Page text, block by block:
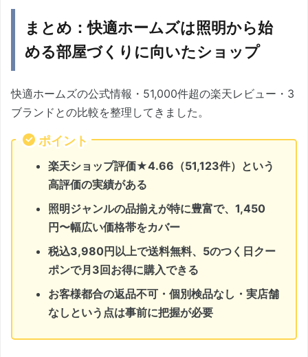
まとめ：快適ホームズは照明から始
める部屋づくりに向いたショップ
快適ホームズの公式情報・51,000件超の楽天レビュー・3
ブランドとの比較を整理してきました。
ポイント
楽天ショップ評価★4.66（51,123件）という
高評価の実績がある
照明ジャンルの品揃えが特に豊富で、1,450
円〜幅広い価格帯をカバー
税込3,980円以上で送料無料、5のつく日クー
ポンで月3回お得に購入できる
お客様都合の返品不可・個別検品なし・実店舗
なしという点は事前に把握が必要